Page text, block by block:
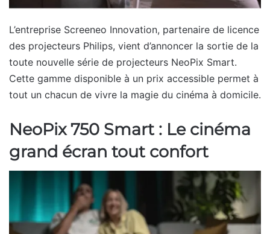
L’entreprise Screeneo Innovation, partenaire de licence
des projecteurs Philips, vient d’annoncer la sortie de la
toute nouvelle série de projecteurs NeoPix Smart.
Cette gamme disponible à un prix accessible permet à
tout un chacun de vivre la magie du cinéma à domicile.
NeoPix 750 Smart : Le cinéma
grand écran tout confort